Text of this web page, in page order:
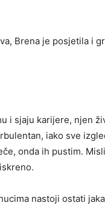
Brena je posjetila i
i sjaju karijere, njen
iako sve
onda ih pustim.
nastoji ostati